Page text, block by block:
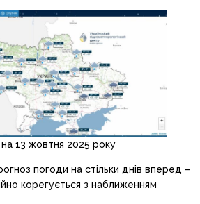
13 жовтня 2025 року
погоди на стільки днів вперед –
корегується з наближенням